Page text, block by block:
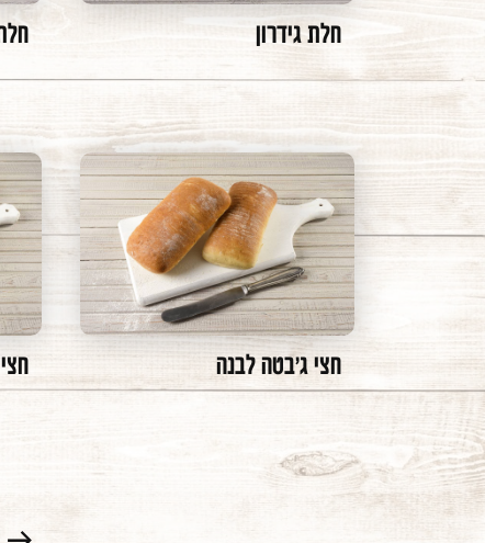
חלת גידרון
חצי ג'בטה לבנה